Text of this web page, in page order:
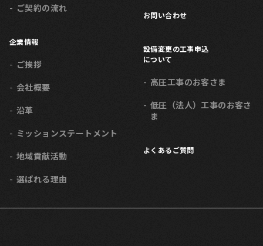
ご契約の流れ
企業情報
ご挨拶
会社概要
沿革
ミッションステートメント
地域貢献活動
選ばれる理由
お問い合わせ
設備変更の工事申込
について
高圧工事のお客さま
低圧（法人）工事のお客さ
ま
よくあるご質問